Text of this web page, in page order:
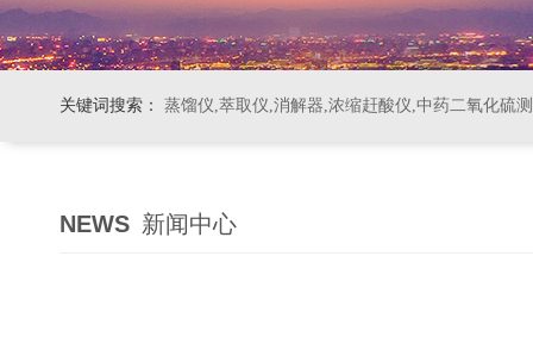
关键词搜索： 蒸馏仪,萃取仪,消解器,浓缩赶酸仪,中药二氧化硫
NEWS 新闻中心